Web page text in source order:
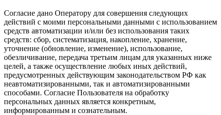
Согласие дано Оператору для совершения следующих
действий с моими персональными данными с использованием
средств автоматизации и/или без использования таких
средств: сбор, систематизация, накопление, хранение,
уточнение (обновление, изменение), использование,
обезличивание, передача третьим лицам для указанных ниже
целей, а также осуществление любых иных действий,
предусмотренных действующим законодательством РФ как
неавтоматизированными, так и автоматизированными
способами. Согласие Пользователя на обработку
персональных данных является конкретным,
информированным и сознательным.